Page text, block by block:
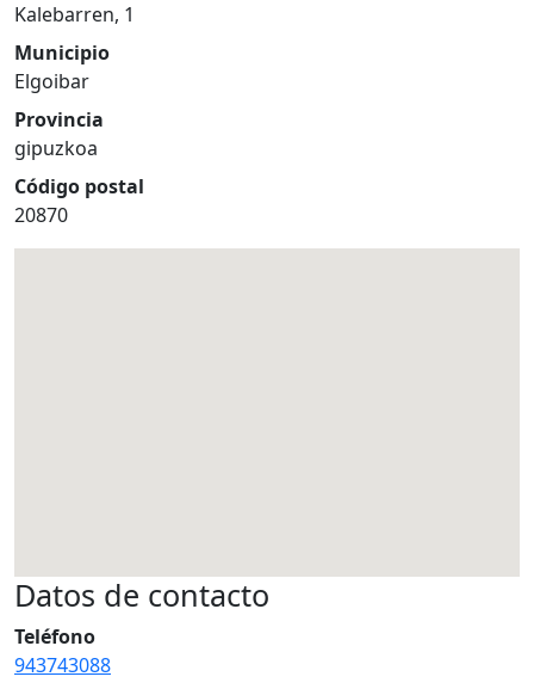
Kalebarren, 1
Municipio
Elgoibar
Provincia
gipuzkoa
Código postal
20870
Datos de contacto
Teléfono
943743088